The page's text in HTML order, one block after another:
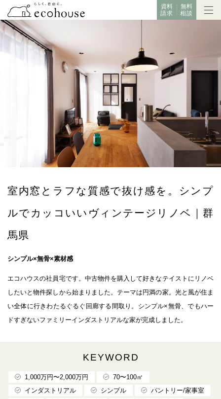
資料
請求
無料
相談
室内窓とラフな質感で抜け感を。シンプ
ルでカッコいいヴィンテージリノベ｜群
馬県
シンプル×無骨×素材感
エコハウスの社員宅です。中古物件を購入して好きなテイストにリノベ
したいと物件探しから始まりました。テーマは円満の家。光と風が住ま
い全体に行きわたるぐるぐ回廊する間取り。シンプル×無骨、でもハー
ドすぎないファミリーインダストリアルな家が完成しました。
KEYWORD
1,000万円〜2,000万円
70〜100㎡
インダストリアル
シンプル
パントリー/家事室